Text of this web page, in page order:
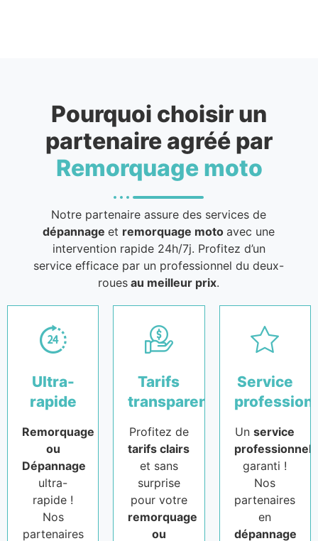
Pourquoi choisir un
partenaire agréé par
Remorquage moto
Notre partenaire assure des services de
dépannageet remorquage motoavec une
intervention rapide 24h/7j. Profitez d’un
service efficace par un professionnel du deux-
roues au meilleur prix.
Ultra-
rapide
Remorquage
ou
Dépannage
ultra-
rapide !
Nos
partenaires
Tarifs
transparents
Profitez de
tarifs clairs
et sans
surprise
pour votre
remorquage
ou
Service
Unservice
professionnel
garanti !
Nos
partenaires
en
dépannage